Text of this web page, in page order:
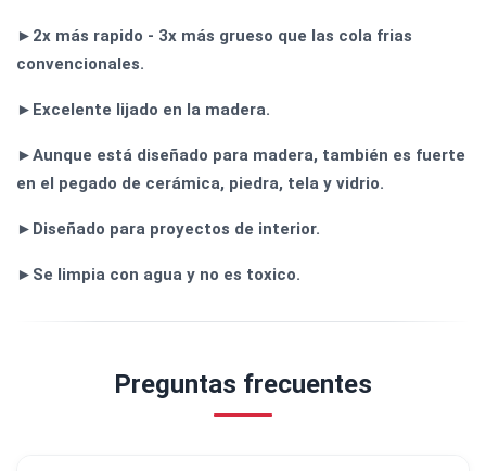
►2x más rapido - 3x más grueso que las cola frias
convencionales.
►Excelente lijado en la madera.
►Aunque está diseñado para madera, también es fuerte
en el pegado de cerámica, piedra, tela y vidrio.
►Diseñado para proyectos de interior.
►Se limpia con agua y no es toxico.
Preguntas frecuentes